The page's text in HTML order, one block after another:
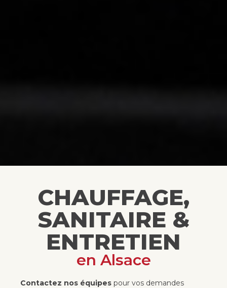
CHAUFFAGE,
SANITAIRE &
ENTRETIEN
en Alsace
Contactez nos équipes pour vos demandes